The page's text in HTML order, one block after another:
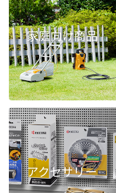
家庭向け商品
アクセサリー